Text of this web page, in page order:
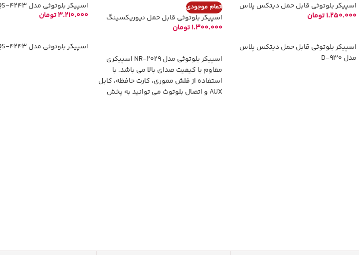
اسپیکر بلوتوثی قابل حمل دیتکس پلاس
مدل D-930
1.250.000تومان
اسپیکر بلوتوثی قابل حمل دیتکس پلاس
مدل D-930
اتمام موجودی
اسپیکر بلوتوثی قابل حمل نیوریکسینگ
مدل NR – 2029
1.300.000تومان
اسپیکر بلوتوثی مدل NR-2029 اسپیکری
مقاوم با کیفیت صدای بالا می باشد. با
استفاده از فلش مموری، کارت حافظه، کابل
AUX و اتصال بلوتوث می توانید به پخش
اسپیکر بلوتوثی مدل ZQS-4243
3.210.000تومان
اسپیکر بلوتوثی مدل ZQS-4243